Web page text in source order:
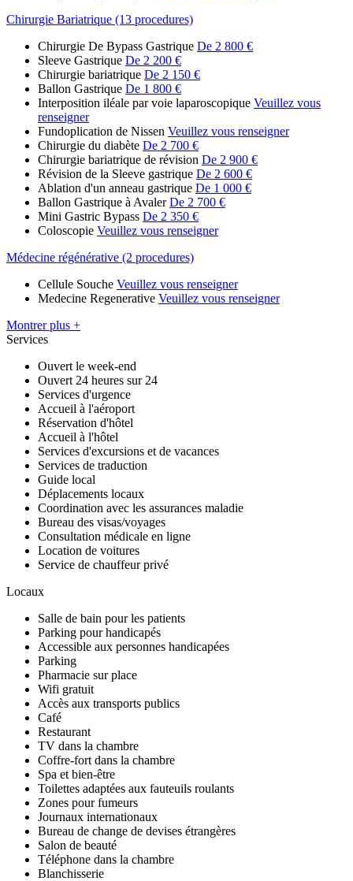
Chirurgie Bariatrique (13 procedures)
Chirurgie De Bypass Gastrique De 2 800 €
Sleeve Gastrique De 2 200 €
Chirurgie bariatrique De 2 150 €
Ballon Gastrique De 1 800 €
Interposition iléale par voie laparoscopique Veuillez vous
renseigner
Fundoplication de Nissen Veuillez vous renseigner
Chirurgie du diabète De 2 700 €
Chirurgie bariatrique de révision De 2 900 €
Révision de la Sleeve gastrique De 2 600 €
Ablation d'un anneau gastrique De 1 000 €
Ballon Gastrique à Avaler De 2 700 €
Mini Gastric Bypass De 2 350 €
Coloscopie Veuillez vous renseigner
Médecine régénérative (2 procedures)
Cellule Souche Veuillez vous renseigner
Medecine Regenerative Veuillez vous renseigner
Montrer plus +
Services
Ouvert le week-end
Ouvert 24 heures sur 24
Services d'urgence
Accueil à l'aéroport
Réservation d'hôtel
Accueil à l'hôtel
Services d'excursions et de vacances
Services de traduction
Guide local
Déplacements locaux
Coordination avec les assurances maladie
Bureau des visas/voyages
Consultation médicale en ligne
Location de voitures
Service de chauffeur privé
Locaux
Salle de bain pour les patients
Parking pour handicapés
Accessible aux personnes handicapées
Parking
Pharmacie sur place
Wifi gratuit
Accès aux transports publics
Café
Restaurant
TV dans la chambre
Coffre-fort dans la chambre
Spa et bien-être
Toilettes adaptées aux fauteuils roulants
Zones pour fumeurs
Journaux internationaux
Bureau de change de devises étrangères
Salon de beauté
Téléphone dans la chambre
Blanchisserie